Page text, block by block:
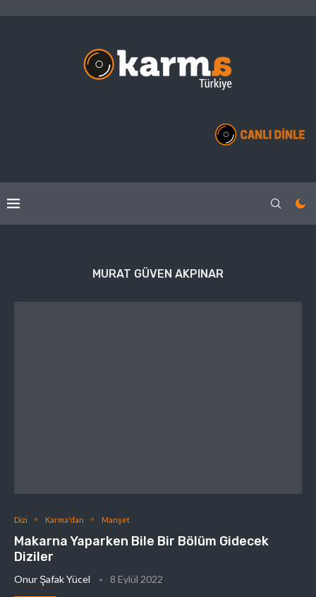
MURAT GÜVEN AKPINAR
Dizi Karma'dan Manşet
Makarna Yaparken Bile Bir Bölüm Gidecek
Diziler
Onur Şafak Yücel 8 Eylül 2022